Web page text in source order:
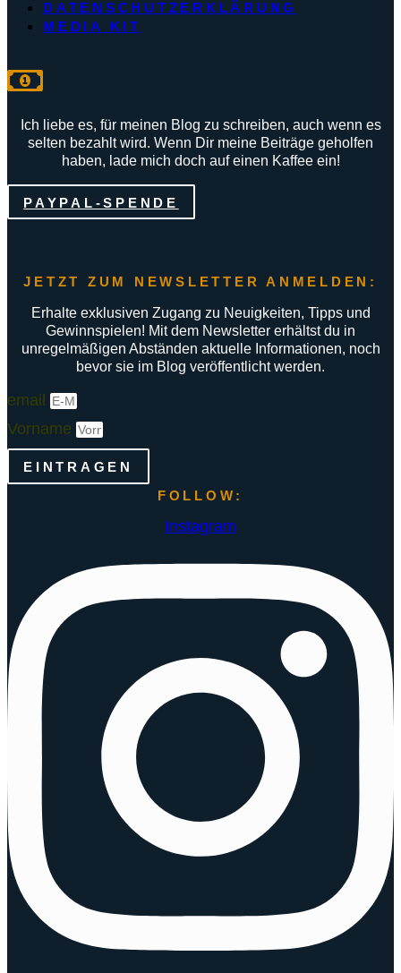
DATENSCHUTZERKLÄRUNG
MEDIA KIT
Ich liebe es, für meinen Blog zu schreiben, auch wenn es
selten bezahlt wird. Wenn Dir meine Beiträge geholfen
haben, lade mich doch auf einen Kaffee ein!
PAYPAL-SPENDE
JETZT ZUM NEWSLETTER ANMELDEN:
Erhalte exklusiven Zugang zu Neuigkeiten, Tipps und
Gewinnspielen! Mit dem Newsletter erhältst du in
unregelmäßigen Abständen aktuelle Informationen, noch
bevor sie im Blog veröffentlicht werden.
email
Vorname
EINTRAGEN
FOLLOW:
Instagram